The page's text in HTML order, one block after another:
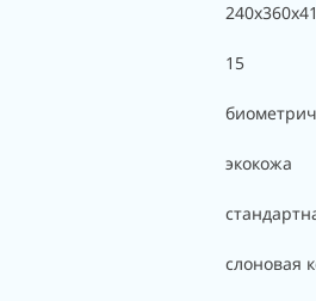
15
экокожа
слоновая